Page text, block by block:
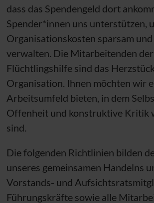
dass das Spendengeld dort
Spender*innen uns unterstützen,
Organisationskosten sparsam
verwalten. Die Mitarbeitenden der
Flüchtlingshilfe sind das
Organisation. Ihnen möchten wir
Arbeitsumfeld bieten, in dem
Offenheit und konstruktive Kritik
sind.
Die folgenden Richtlinien bilden
unseres gemeinsamen Handelns
Vorstands- und
Führungskräfte sowie alle